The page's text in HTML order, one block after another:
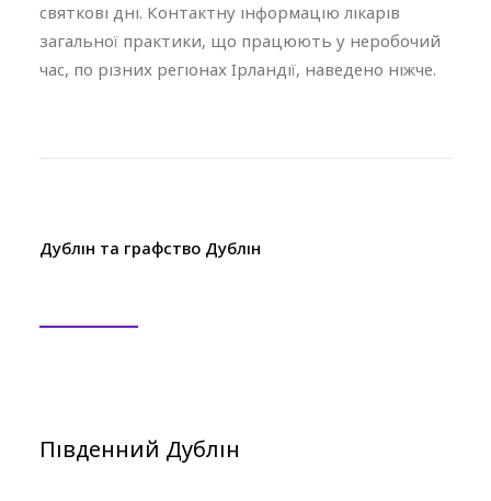
святкові дні. Контактну інформацію лікарів
загальної практики, що працюють у неробочий
час, по різних регіонах Ірландії, наведено ніжче.
Дублін та графство Дублін
Південний Дублін